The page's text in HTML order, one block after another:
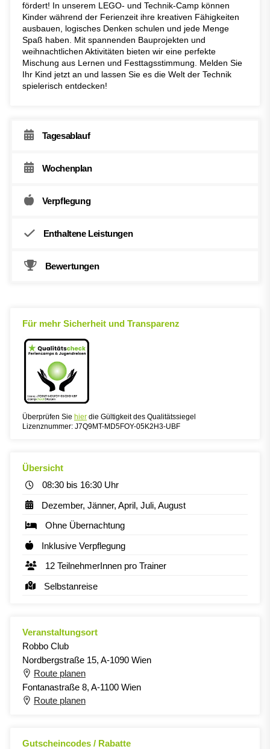
fördert! In unserem LEGO- und Technik-Camp können
Kinder während der Ferienzeit ihre kreativen Fähigkeiten
ausbauen, logisches Denken schulen und jede Menge
Spaß haben. Mit spannenden Bauprojekten und
weihnachtlichen Aktivitäten bieten wir eine perfekte
Mischung aus Lernen und Festtagsstimmung. Melden Sie
Ihr Kind jetzt an und lassen Sie es die Welt der Technik
spielerisch entdecken!
Tagesablauf
Wochenplan
Verpflegung
Enthaltene Leistungen
Bewertungen
Für mehr Sicherheit und Transparenz
Überprüfen Sie hier die Gültigkeit des Qualitätssiegel
Lizenznummer: J7Q9MT-MD5FOY-05K2H3-UBF
Übersicht
08:30 bis 16:30 Uhr
Dezember, Jänner, April, Juli, August
Ohne Übernachtung
Inklusive Verpflegung
12 TeilnehmerInnen pro Trainer
Selbstanreise
Veranstaltungsort
Robbo Club
Nordbergstraße 15, A-1090 Wien
Route planen
Fontanastraße 8, A-1100 Wien
Route planen
Gutscheincodes / Rabatte